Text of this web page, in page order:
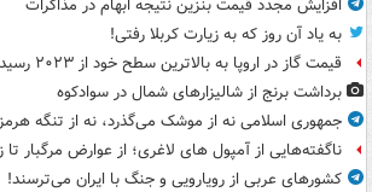
افزایش مجدد قیمت بنزین نتیجه ابهام در مذاکرات
به یاد آن روز که به زیارت کربلا رفتی!
قیمت گاز در اروپا به بالاترین سطح خود از ۲۰۲۳ رسید
برداشت برنج از شالیزارهای شمال در سوادکوه
جمهوری اسلامی نه از موشک می‌گذرد، نه از تنگه
ناگفته‌هایی از آمپول های لاغری؛ از عوارض مرگبار تا
کشورهای عربی از رویارویی و جنگ با ایران می‌ترسند!